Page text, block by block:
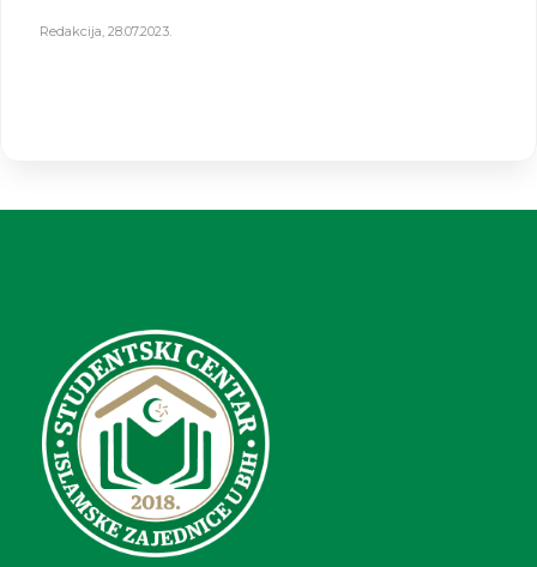
Redakcija, 28.07.2023.